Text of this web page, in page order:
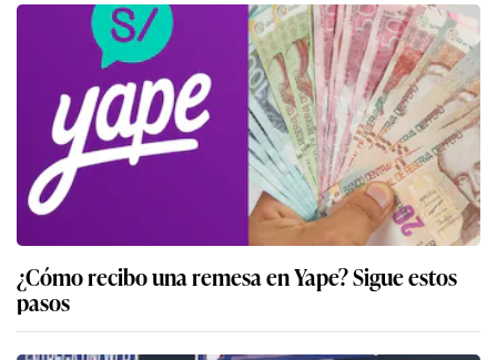
¿Cómo recibo una remesa en Yape? Sigue estos
pasos